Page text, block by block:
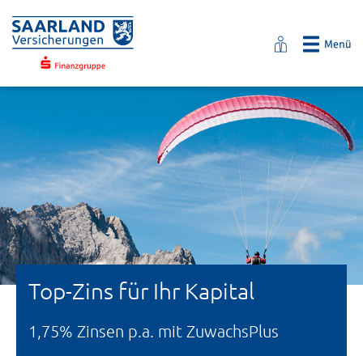
Top-Zins für Ihr Kapital
1,75% Zinsen p.a. mit ZuwachsPlus